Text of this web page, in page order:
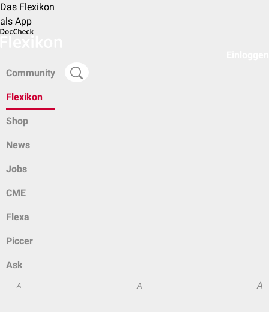
Das Flexikon
als App
Community
Flexikon
Shop
News
Jobs
CME
Flexa
Piccer
Ask
A A A